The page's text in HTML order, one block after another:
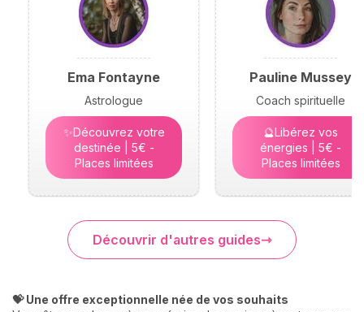
Ema Fontayne
Astrologue
✨Découvrez votre
destinée | 5€ -
Places limitées
Pauline Mussey
Coach spirituelle
🔮Libérez vos
énergies | 5€ -
Places limitées
Découvrir d'autres guides
💝 Une offre exceptionnelle née de vos souhaits